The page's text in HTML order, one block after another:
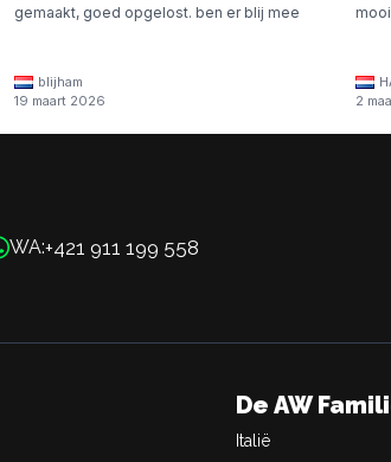
gemaakt, goed opgelost. ben er blij mee
blijham
19 maart 2026
2
WA:+421 911 199 558
De AW
Italië